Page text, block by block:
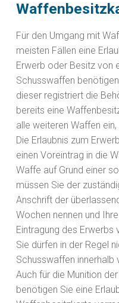
Für den Umgang mit
meisten Fällen eine
Erwerb oder Besitz von
Schusswaffen
dieser registriert die
bereits eine
alle weiteren Waffen ein,
Die Erlaubnis zum
einen Voreintrag in die
Waffe auf Grund einer
müssen Sie der
Anschrift der
Wochen nennen und
Eintragung des Erwerbs
Sie dürfen in der Regel
Schusswaffen innerhalb
Auch für die Munition
benötigen Sie eine